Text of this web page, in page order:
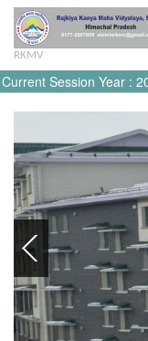
RKMV
Current Session Year :